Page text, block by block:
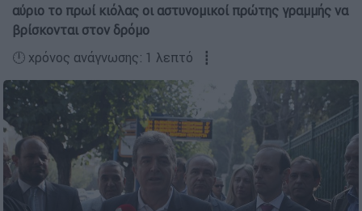
αύριο το πρωί κιόλας οι αστυνομικοί πρώτης γραμμής να
βρίσκονται στον δρόμο
🕛 χρόνος ανάγνωσης: 1 λεπτό ┋